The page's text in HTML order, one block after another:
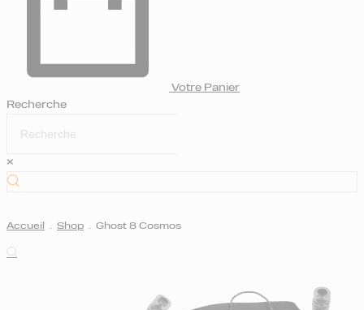
Votre Panier
Recherche
×
Accueil . Shop . Ghost 8 Cosmos